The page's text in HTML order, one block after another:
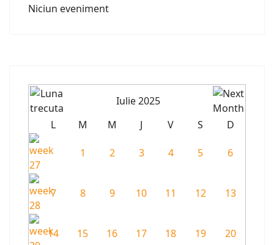
Niciun eveniment
Iulie 2025
L
M M J V S D
1 2 3 4 5 6
7 8 9 10 11 12 13
14 15 16 17 18 19 20